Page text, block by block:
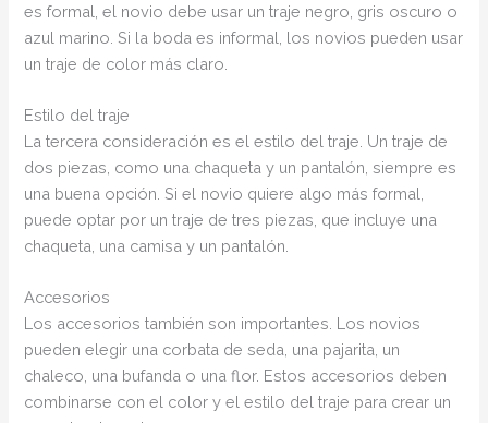
es formal, el novio debe usar un traje negro, gris oscuro o
azul marino. Si la boda es informal, los novios pueden usar
un traje de color más claro.
Estilo del traje
La tercera consideración es el estilo del traje. Un traje de
dos piezas, como una chaqueta y un pantalón, siempre es
una buena opción. Si el novio quiere algo más formal,
puede optar por un traje de tres piezas, que incluye una
chaqueta, una camisa y un pantalón.
Accesorios
Los accesorios también son importantes. Los novios
pueden elegir una corbata de seda, una pajarita, un
chaleco, una bufanda o una flor. Estos accesorios deben
combinarse con el color y el estilo del traje para crear un